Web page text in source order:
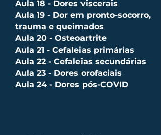
Aula 18 - Dores viscerais
Aula 19 - Dor em pronto-socorro,
trauma e queimados
Aula 20 - Osteoartrite
Aula 21 - Cefaleias primárias
Aula 22 - Cefaleias secundárias
Aula 23 - Dores orofaciais
Aula 24 - Dores pós-COVID